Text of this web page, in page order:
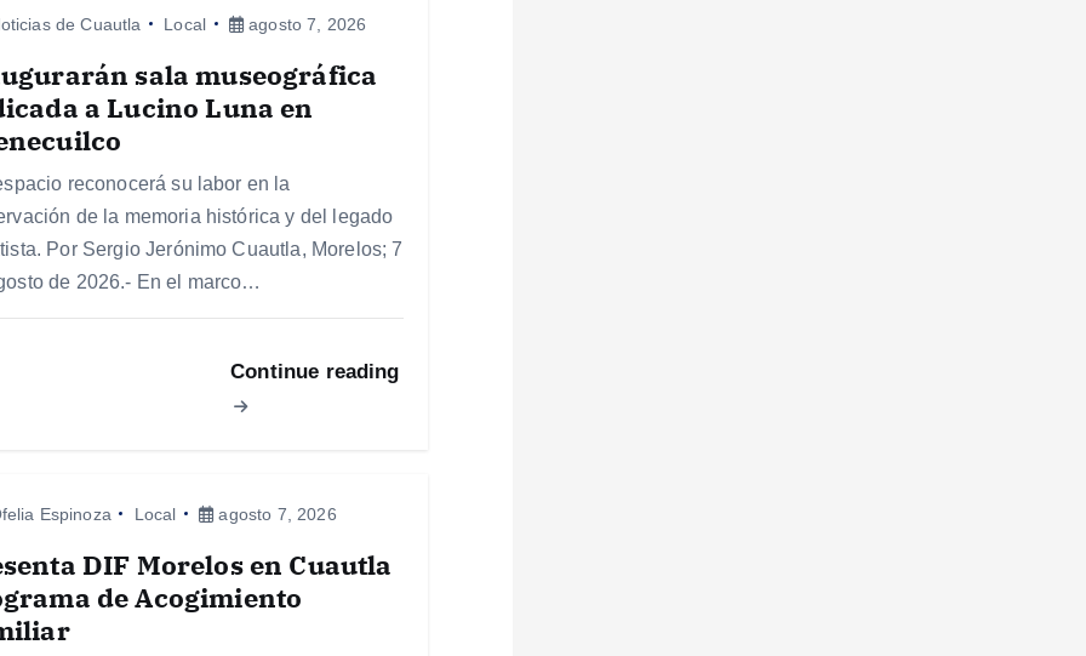
de Cuautla Local agosto 7, 2026
sala museográfica
a Lucino Luna en
reconocerá su labor en la
de la memoria histórica y del legado
Por Sergio Jerónimo Cuautla, Morelos; 7
de 2026.- En el marco…
Continue reading
Espinoza Local agosto 7, 2026
DIF Morelos en Cuautla
de Acogimiento